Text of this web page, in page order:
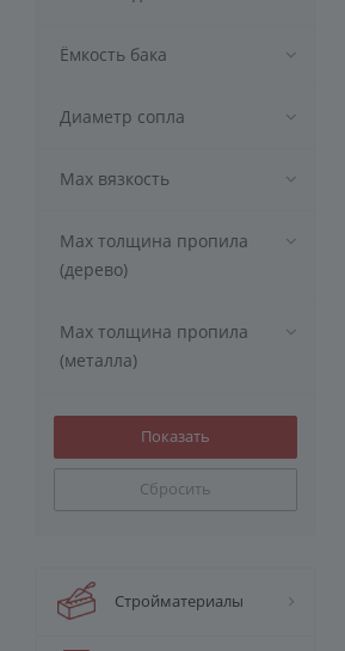
Ёмкость бака
Диаметр сопла
Max вязкость
Мах толщина пропила
(дерево)
Мах толщина пропила
(металла)
Сбросить
Стройматериалы